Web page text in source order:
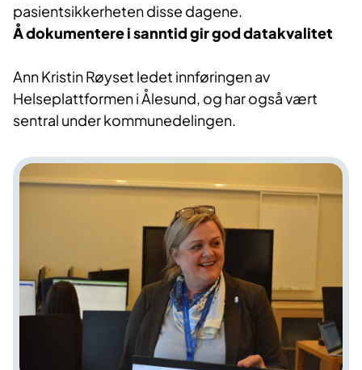
pasientsikkerheten disse dagene.
Å dokumentere i sanntid gir god datakvalitet
Ann Kristin Røyset ledet innføringen av
Helseplattformen i Ålesund, og har også vært
sentral under kommunedelingen.